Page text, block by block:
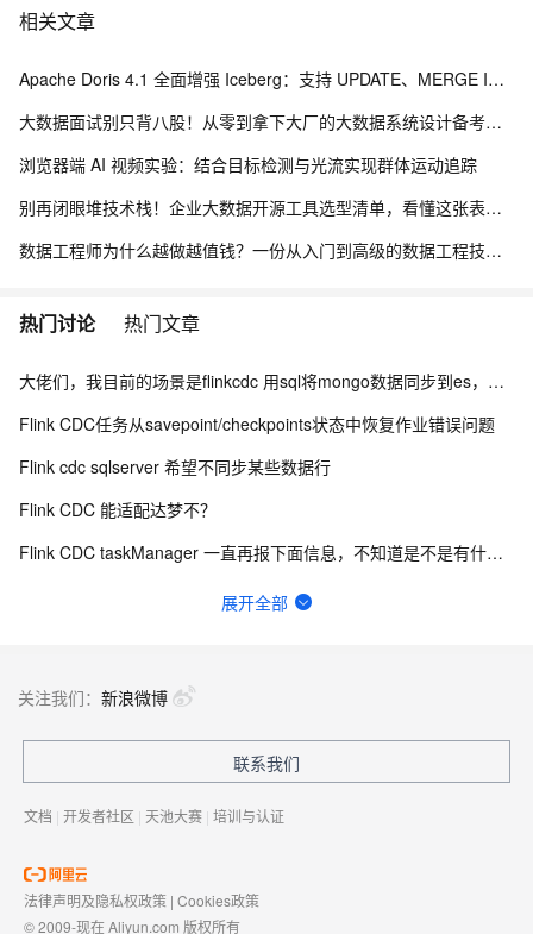
相关文章
Apache Doris 4.1 全面增强 Iceberg：支持 UPDATE、MERGE INTO 与 Iceberg V3
大数据面试别只背八股！从零到拿下大厂的大数据系统设计备考路线
浏览器端 AI 视频实验：结合目标检测与光流实现群体运动追踪
别再闭眼堆技术栈！企业大数据开源工具选型清单，看懂这张表少走3年弯路
数据工程师为什么越做越值钱？一份从入门到高级的数据工程技能树、项目实战与简历升级指南
热门讨论 热门文章
大佬们，我目前的场景是flinkcdc 用sql将mongo数据同步到es，有人做过这样的场景吗？
Flink CDC任务从savepoint/checkpoints状态中恢复作业错误问题
Flink cdc sqlserver 希望不同步某些数据行
Flink CDC 能适配达梦不？
Flink CDC taskManager 一直再报下面信息，不知道是不是有什么问题？
有用flink cdc同步mysql到hive这样搞过的源码吗?
flinkcdc在IDEA运行正常，打包就报错
FFA 2024 大会门票免费送！AI时代下大数据技术未来路在何方？
展开全部
关注我们： 新浪微博
联系我们
文档 | 开发者社区 | 天池大赛 | 培训与认证
法律声明及隐私权政策 | Cookies政策
© 2009-现在 Aliyun.com 版权所有